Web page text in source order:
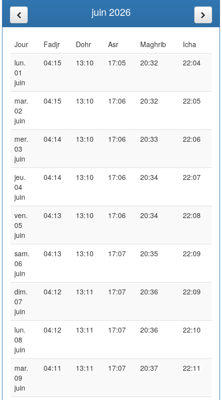
juin 2026
Jour Fadjr Dohr Asr Maghrib
Icha
lun.
01
juin
04:15 13:10 17:05 20:32 22:04
mar.
02
juin
04:15 13:10 17:06 20:32 22:05
mer.
03
juin
04:14 13:10 17:06 20:33 22:06
jeu.
04
juin
04:14 13:10 17:06 20:34 22:07
ven.
05
juin
04:13 13:10 17:06 20:34 22:08
sam.
06
juin
04:13 13:10 17:07 20:35 22:09
dim.
07
juin
04:12 13:11 17:07 20:36 22:09
lun.
08
juin
04:12 13:11 17:07 20:36 22:10
mar.
09
juin
04:11 13:11 17:07 20:37 22:11